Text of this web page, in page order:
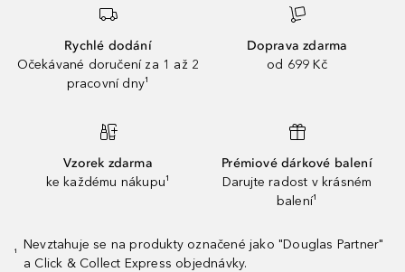
Rychlé dodání
Očekávané doručení za 1 až 2
pracovní dny¹
Doprava zdarma
od 699 Kč
Vzorek zdarma
ke každému nákupu¹
Prémiové dárkové balení
Darujte radost v krásném
balení¹
¹
Nevztahuje se na produkty označené jako "Douglas Partner"
a Click & Collect Express objednávky.